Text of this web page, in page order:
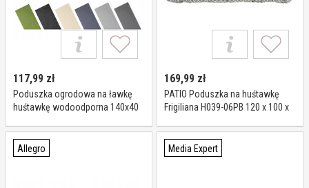
117,99 zł
Poduszka ogrodowa na ławkę
huśtawkę wodoodporna 140x40
169,99 zł
PATIO Poduszka na huśtawkę
Frigiliana H039-06PB 120 x 100 x
Allegro Media Expert